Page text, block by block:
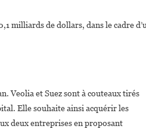
milliards de dollars, dans le cadre
Veolia et Suez sont à couteaux tirés
Elle souhaite ainsi acquérir les
deux entreprises en proposant